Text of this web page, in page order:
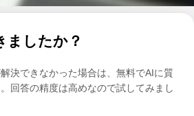
ましたか？
決できなかった場合は、無料でAIに質
回答の精度は高めなので試してみまし